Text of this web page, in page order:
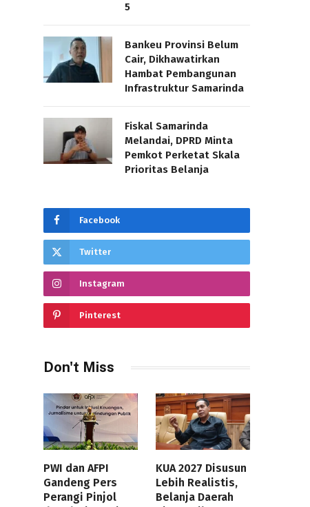
5
Bankeu Provinsi Belum
Cair, Dikhawatirkan
Hambat Pembangunan
Infrastruktur Samarinda
Fiskal Samarinda
Melandai, DPRD Minta
Pemkot Perketat Skala
Prioritas Belanja
Facebook
Twitter
Instagram
Pinterest
Don't Miss
PWI dan AFPI
Gandeng Pers
Perangi Pinjol
KUA 2027 Disusun
Lebih Realistis,
Belanja Daerah